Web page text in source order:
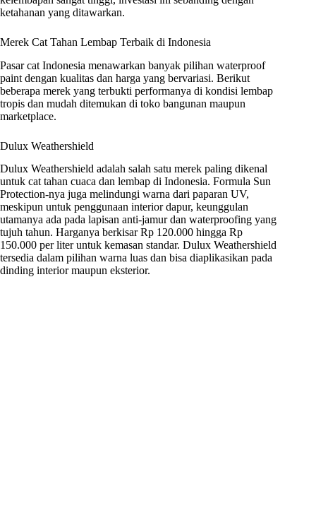
ketahanan yang ditawarkan.
Merek Cat Tahan Lembap Terbaik di Indonesia
Pasar cat Indonesia menawarkan banyak pilihan waterproof
paint dengan kualitas dan harga yang bervariasi. Berikut
beberapa merek yang terbukti performanya di kondisi lembap
tropis dan mudah ditemukan di toko bangunan maupun
marketplace.
Dulux Weathershield
Dulux Weathershield adalah salah satu merek paling dikenal
untuk cat tahan cuaca dan lembap di Indonesia. Formula Sun
Protection-nya juga melindungi warna dari paparan UV,
meskipun untuk penggunaan interior dapur, keunggulan
utamanya ada pada lapisan anti-jamur dan waterproofing yang
tujuh tahun. Harganya berkisar Rp 120.000 hingga Rp
150.000 per liter untuk kemasan standar. Dulux Weathershield
tersedia dalam pilihan warna luas dan bisa diaplikasikan pada
dinding interior maupun eksterior.